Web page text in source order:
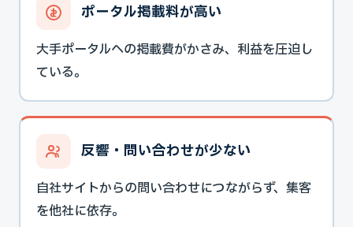
ポータル掲載料が高い
大手ポータルへの掲載費がかさみ、利益を圧迫し
ている。
反響・問い合わせが少ない
自社サイトからの問い合わせにつながらず、集客
を他社に依存。